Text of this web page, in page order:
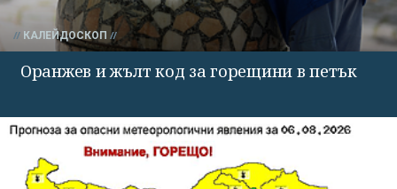
КАЛЕЙДОСКОП
Оранжев и жълт код за горещини в петък